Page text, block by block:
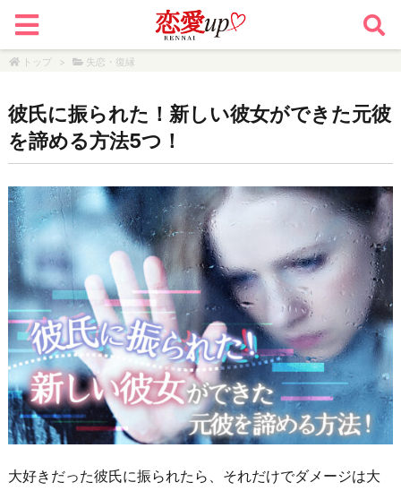
トップ > 失恋・復縁
彼氏に振られた！新しい彼女ができた元彼
を諦める方法5つ！
大好きだった彼氏に振られたら、それだけでダメージは大